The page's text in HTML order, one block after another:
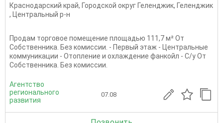
Краснодарский край, Городской округ Геленджик, Геленджик
,
Центральный р-н
Продам торговое помещение площадью 111,7 м² От
Собственника. Без комиссии. - Первый этаж - Центральные
коммуникации - Отопление и охлаждение фанкойл - С/у От
Собственника. Без комиссии.
Агентство
регионального
развития
07.08